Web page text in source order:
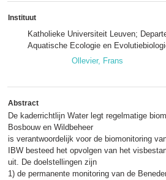
Instituut
Katholieke Universiteit Leuven;
Aquatische Ecologie en
Ollevier, Frans
Abstract
De kaderrichtlijn Water legt regelmatige
Bosbouw en Wildbeheer
is verantwoordelijk voor de biomonitoring
IBW besteed het opvolgen van het
uit. De doelstellingen zijn
1) de permanente monitoring van de